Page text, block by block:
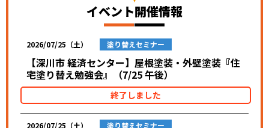
イベント開催情報
2026/07/25（土） 塗り替えセミナー
【深川市 経済センター】屋根塗装・外壁塗装『住
宅塗り替え勉強会』（7/25 午後）
終了しました
2026/07/25（土） 塗り替えセミナー